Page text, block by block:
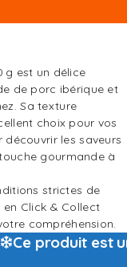
g est un délice
de porc ibérique et
Sa texture
choix pour vos
les saveurs
gourmande à
strictes de
Click & Collect
compréhension.
Ce produit est